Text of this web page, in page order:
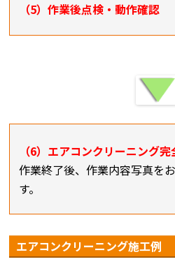
（5）作業後点検・動作確認
（6）エアコンクリーニング
作業終了後、作業内容写真を
す。
エアコンクリーニング施工例